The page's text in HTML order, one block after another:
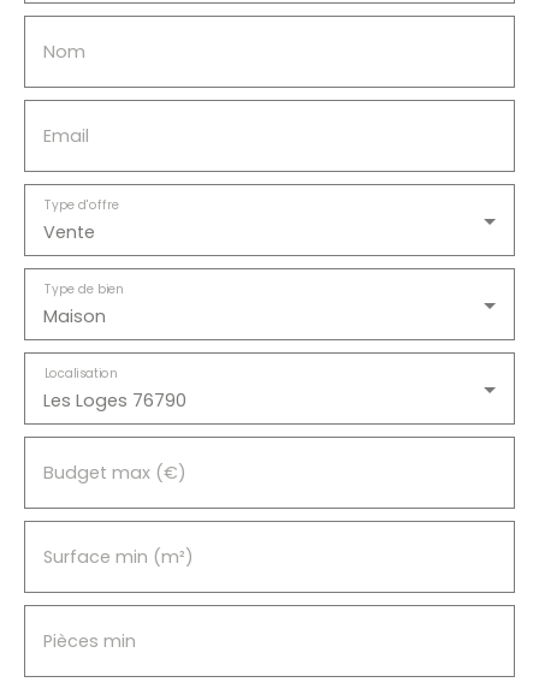
Nom
Email
Vente
Type d'offre
Maison
Type de bien
Les Loges 76790
Localisation
Budget max (€)
Surface min (m²)
Pièces min